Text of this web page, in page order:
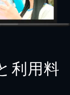
利用料